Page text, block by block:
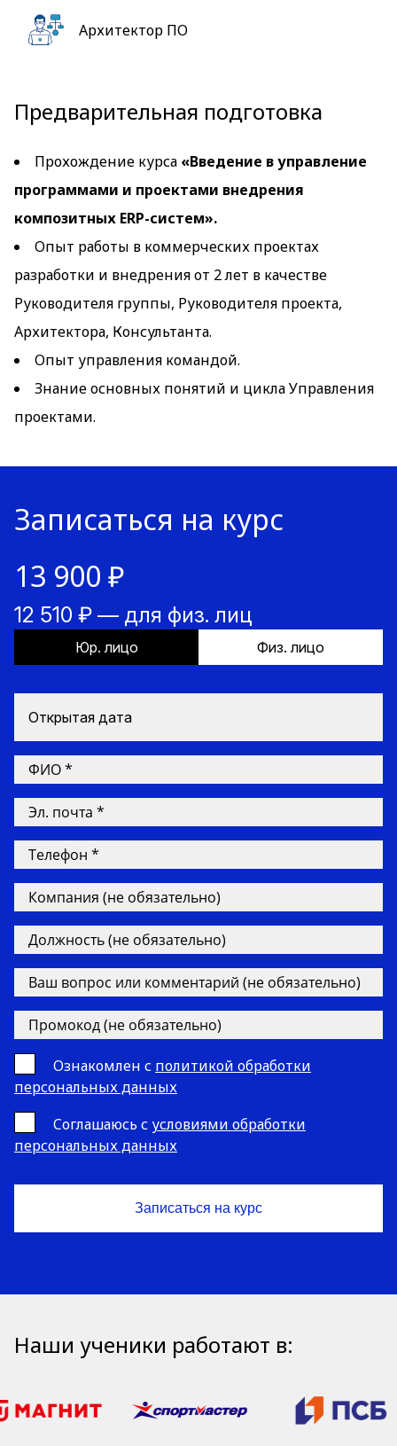
Архитектор ПО
Предварительная подготовка
Прохождение курса «Введение в управление
программами и проектами внедрения
композитных ERP-систем».
Опыт работы в коммерческих проектах
разработки и внедрения от 2 лет в качестве
Руководителя группы, Руководителя проекта,
Архитектора, Консультанта.
Опыт управления командой.
Знание основных понятий и цикла Управления
проектами.
Записаться на курс
13 900 ₽
12 510 ₽ — для физ. лиц
Юр. лицо Физ. лицо
Открытая дата
Ознакомлен с политикой обработки
персональных данных
Cоглашаюсь с условиями обработки
персональных данных
Наши ученики работают в: